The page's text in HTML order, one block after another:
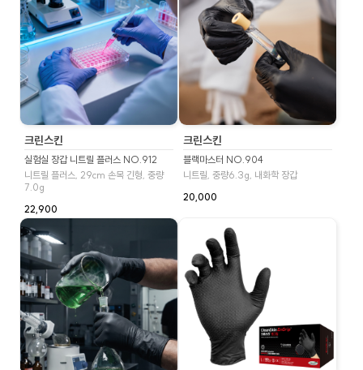
크린스킨
실험실 장갑 니트릴 플러스 NO.912
니트릴 플러스, 29cm 손목 긴형, 중량
7.0g
22,900
크린스킨
블랙마스터 NO.904
니트릴, 중량6.3g, 내화학 장갑
20,000